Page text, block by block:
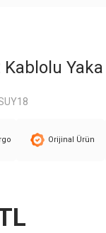
Kablolu
Orijinal Ürün